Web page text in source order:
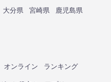
大分県 宮崎県
鹿児島県
オンライン ランキング